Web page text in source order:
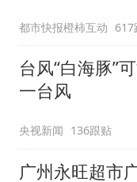
含金量还在持续
都市快报橙柿互动 617
台风“白海豚”
一台风
央视新闻 136跟贴
广州永旺超市